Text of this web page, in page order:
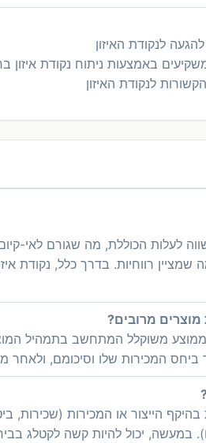
לנקודת האיזון
באמצעות ניתוח נקודת איזון
לנקודת האיזון
לעלות הכוללת, מה שגורם לאי-
רווחיות. בדרך כלל, נקודת
משוקלל המתחשב בתמהיל
המכירות שלו וסיכומם, ולאחר
הייצור או המכירות (שכירות,
במעשה, יכול להיות קשה לקטלג